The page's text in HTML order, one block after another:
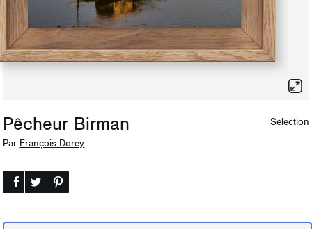
Pêcheur Birman
Par François Dorey
Sélection